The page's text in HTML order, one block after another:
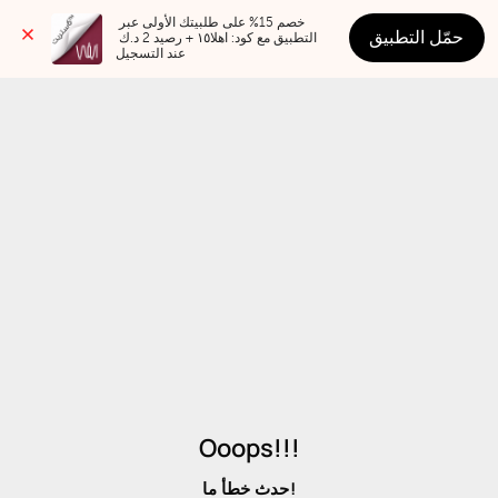
عند التسجيل
حمّل التطبيق
Ooops!!!
حدث خطأ ما!